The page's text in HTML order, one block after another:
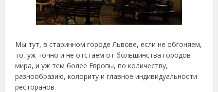
Мы тут, в старинном городе Львове, если не обгоняем,
то, уж точно и не отстаем от большинства городов
мира, и уж тем более Европы, по количеству,
разнообразию, колориту и главное индивидуальности
ресторанов.